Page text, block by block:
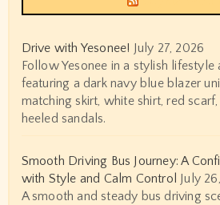
Drive with Yesonee! July 27, 2026
Follow Yesonee in a stylish lifestyle
featuring a dark navy blue blazer
matching skirt, white shirt, red
heeled sandals.
Smooth Driving Bus Journey: A
with Style and Calm Control July
A smooth and steady bus driving